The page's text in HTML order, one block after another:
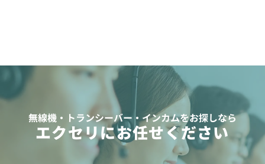
無線機・トランシーバー・インカムをお探しなら
エクセリにお任せください